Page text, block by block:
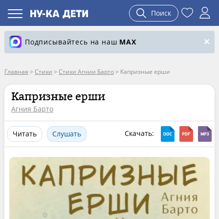
Поиск
Подписывайтесь на наш MAX
Главная > Стихи > Стихи Агнии Барто> Капризные ерши
Капризные ерши
Агния Барто
Читать Слушать Скачать: